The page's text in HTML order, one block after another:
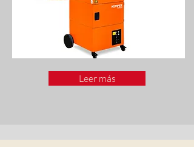
Leer más